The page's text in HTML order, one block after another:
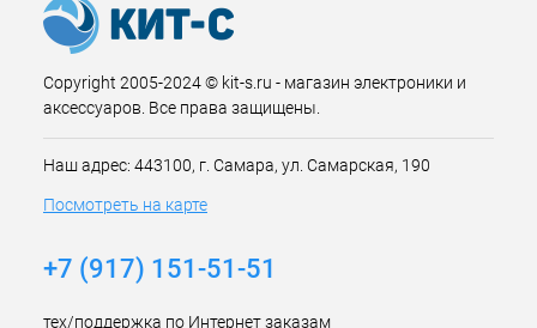
Copyright 2005-2024 © kit-s.ru - магазин электроники и
аксессуаров. Все права защищены.
Наш адрес: 443100, г. Самара, ул. Самарская, 190
Посмотреть на карте
+7 (917) 151-51-51
тех/поддержка по Интернет заказам